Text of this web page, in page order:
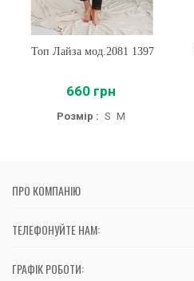
Топ Лайза мод.2081 1397
660 грн
Розмір : S M
ПРО КОМПАНІЮ
ТЕЛЕФОНУЙТЕ НАМ:
ГРАФІК РОБОТИ: